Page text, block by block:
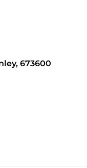
673600